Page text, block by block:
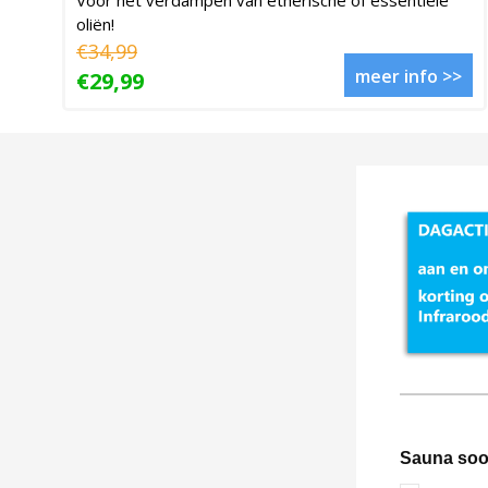
oliën!
€34,99
€29,99 meer info >>
Sauna